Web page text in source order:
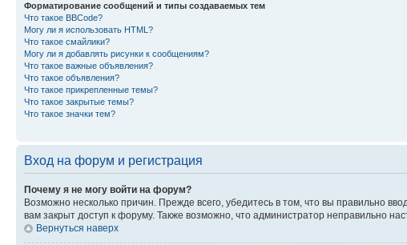
Форматирование сообщений и типы создаваемых тем
Что такое BBCode?
Могу ли я использовать HTML?
Что такое смайлики?
Могу ли я добавлять рисунки к сообщениям?
Что такое важные объявления?
Что такое объявления?
Что такое прикрепленные темы?
Что такое закрытые темы?
Что такое значки тем?
Вход на форум и регистрация
Почему я не могу войти на форум?
Возможно несколько причин. Прежде всего, убедитесь в том, что вы правильно
вам закрыт доступ к форуму. Также возможно, что администратор неправильно
Вернуться наверх